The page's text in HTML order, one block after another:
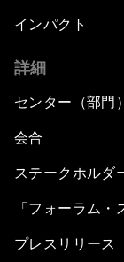
インパクト
詳細
センター（部門）
会合
ステークホルダ
「フォーラム・
プレスリリース